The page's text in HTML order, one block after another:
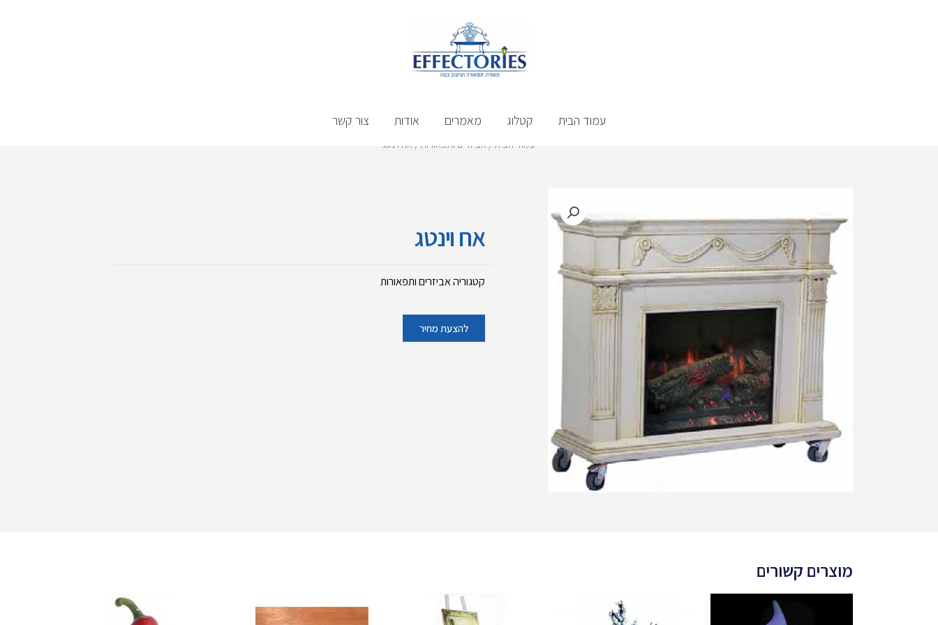
עמוד הבית קטלוג מאמרים אודות צור קשר
עמוד הבית/ אביזרים ותפאורות/ אח וינטג
אח וינטג
קטגוריהאביזרים ותפאורות
להצעת מחיר
מוצרים קשורים